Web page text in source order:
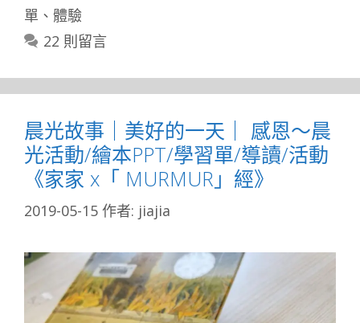
單 、 體驗
22 則留言
晨光故事｜美好的一天｜ 感恩～晨
光活動/繪本PPT/學習單/導讀/活動
《家家 x「 MURMUR」經》
2019-05-15 作者: jiajia